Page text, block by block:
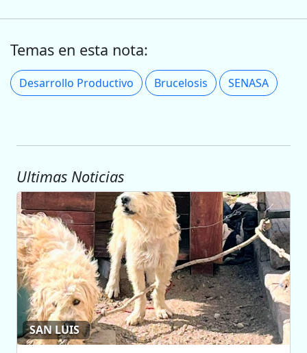
Temas en esta nota:
Desarrollo Productivo Brucelosis SENASA
Ultimas Noticias
SAN LUIS